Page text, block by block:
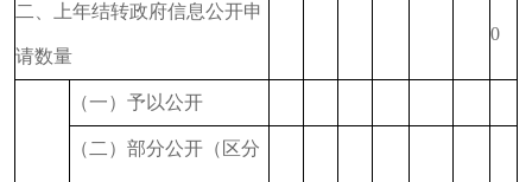
二、上年结转政府信息公开申
请数量
0
（一）予以公开
（二）部分公开（区分